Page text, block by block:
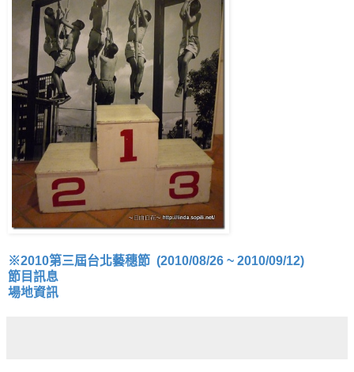
※2010第三屆台北藝穗節 (2010/08/26 ~ 2010/09/12)
節目訊息
場地資訊